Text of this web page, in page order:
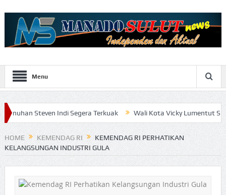
Menu
Indi Segera Terkuak Wali Kota Vicky Lumentut Serahkan LKPD
HOME KEMENDAG RI
KEMENDAG RI PERHATIKAN
KELANGSUNGAN INDUSTRI GULA